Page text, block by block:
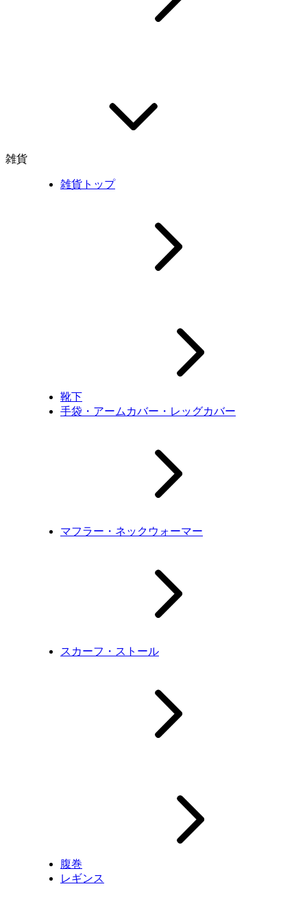
雑貨
雑貨トップ
靴下
手袋・アームカバー・レッグカバー
マフラー・ネックウォーマー
スカーフ・ストール
腹巻
レギンス